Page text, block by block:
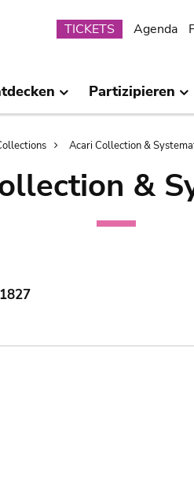
Submenu
TICKETS Agenda
Partizipieren
Acari Collection &
&